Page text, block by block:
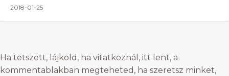
2018-01-25
Ha tetszett, lájkold, ha vitatkoznál, itt lent, a
kommentablakban megteheted, ha szeretsz minket,